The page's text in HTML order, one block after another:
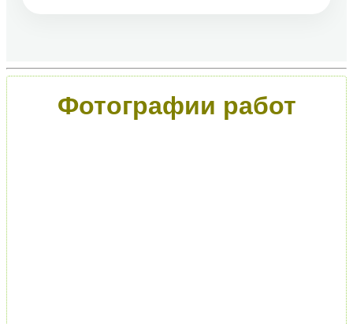
Фотографии работ